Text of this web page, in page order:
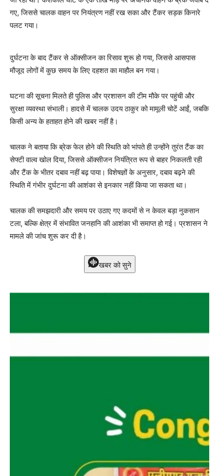
गए, जिससे चालक वाहन पर नियंत्रण नहीं रख सका और टैंकर सड़क किनारे
पलट गया।
दुर्घटना के बाद टैंकर से ऑक्सीजन का रिसाव शुरू हो गया, जिससे आसपास
मौजूद लोगों में कुछ समय के लिए दहशत का माहौल बन गया।
घटना की सूचना मिलते ही पुलिस और प्रशासन की टीम मौके पर पहुंची और
सुरक्षा व्यवस्था संभाली। हादसे में चालक उदय ठाकुर को मामूली चोटें आईं, जबकि
किसी अन्य के हताहत होने की खबर नहीं है।
चालक ने बताया कि ब्रेक फेल होने की स्थिति को भांपते ही उन्होंने तुरंत टैंक का
सेफ्टी वाल्व खोल दिया, जिससे ऑक्सीजन नियंत्रित रूप से बाहर निकलती रही
और टैंक के भीतर दबाव नहीं बढ़ पाया। विशेषज्ञों के अनुसार, दबाव बढ़ने की
स्थिति में गंभीर दुर्घटना की आशंका से इनकार नहीं किया जा सकता था।
चालक की समझदारी और समय पर उठाए गए कदमों से न केवल बड़ा नुकसान
टला, बल्कि क्षेत्र में संभावित जनहानि की आशंका भी समाप्त हो गई। प्रशासन ने
मामले की जांच शुरू कर दी है।
खबर को सुने